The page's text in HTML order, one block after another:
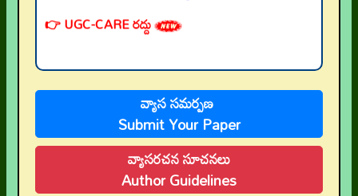
వ్యాస సమర్పణ
Submit Your Paper
వ్యాసరచన సూచనలు
Author Guidelines